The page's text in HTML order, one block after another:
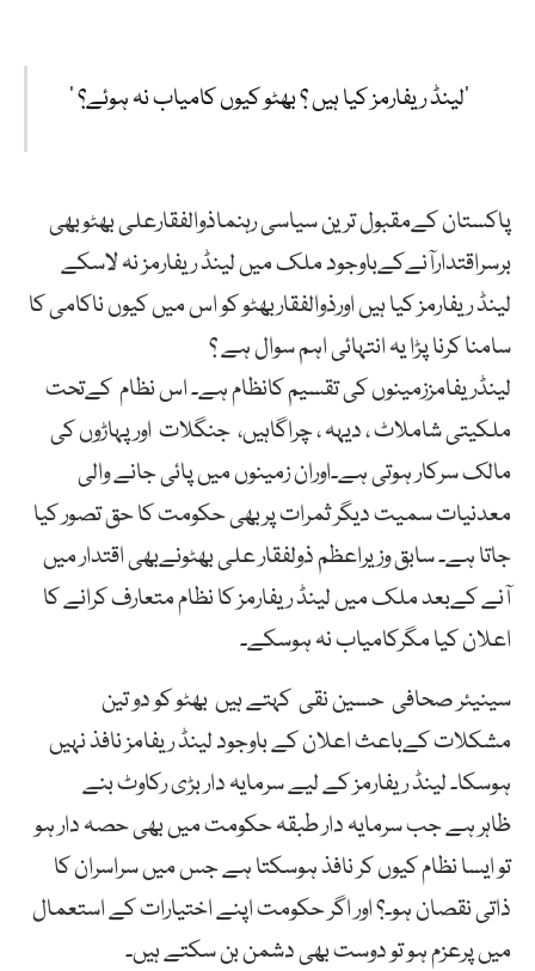
’لینڈ ریفارمز کیا ہیں ؟ بھٹو کیوں کامیاب نہ ہوئے؟ ‘
پاکستان کےمقبول ترین سیاسی رہنماذوالفقارعلی بھٹوبھی
برسراقتدارآنےکےباوجود ملک میں لینڈ ریفارمز نہ لاسکے
لینڈ ریفارمز کیا ہیں اورذوالفقاربھٹو کو اس میں کیوں ناکامی کا
سامنا کرنا پڑا یہ انتہائی اہم سوال ہے ؟
لینڈریفامززمینوں کی تقسیم کانظام ہے۔ اس نظام کےتحت
ملکیتی شاملاٹ ، دیہہ ، چراگاہیں، جنگلات اورپہاڑوں کی
مالک سرکار ہوتی ہے۔اوران زمینوں میں پائی جانے والی
معدنیات سمیت دیگر ثمرات پربھی حکومت کا حق تصور کیا
جاتا ہے۔ سابق وزیراعظم ذولفقار علی بھٹونےبھی اقتدار میں
آنے کےبعد ملک میں لینڈ ریفارمز کا نظام متعارف کرانے کا
اعلان کیا مگرکامیاب نہ ہوسکے۔
سینیئر صحافی حسین نقی کہتے ہیں بھٹو کو دو تین
مشکلات کےباعث اعلان کے باوجود لینڈ ریفامز نافذ نہیں
ہوسکا۔ لینڈ ریفارمز کے لیے سرمایہ دار بڑی رکاوٹ بنے
ظاہر ہے جب سرمایہ دار طبقہ حکومت میں بھی حصہ دار ہو
تو ایسا نظام کیوں کر نافذ ہوسکتا ہے جس میں سراسران کا
ذاتی نقصان ہو۔؟ اور اگر حکومت اپنے اختیارات کے استعمال
میں پرعزم ہو تو دوست بھی دشمن بن سکتے ہیں۔